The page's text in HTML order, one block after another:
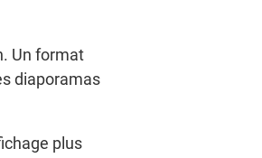
Un format
diaporamas
plus